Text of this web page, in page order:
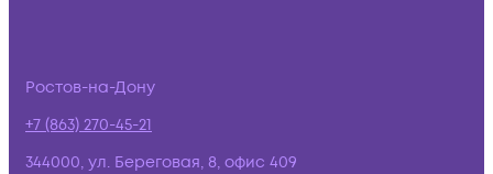
Ростов-на-Дону
+7 (863) 270-45-21
344000, ул. Береговая, 8, офис 409